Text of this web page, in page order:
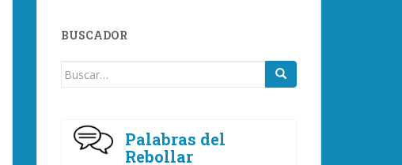
BUSCADOR
Buscar:
Palabras del
Rebollar